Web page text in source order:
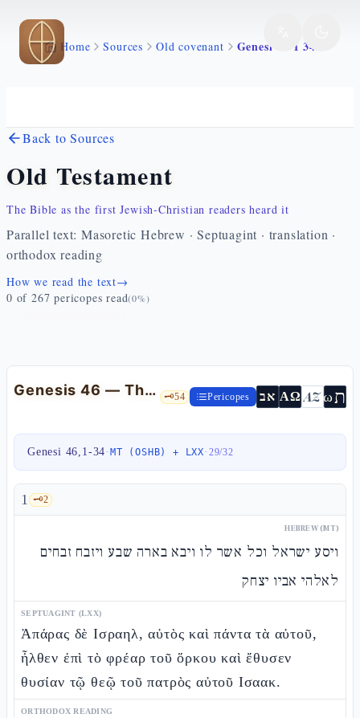
Skip to main content
Home Sources Old covenant Genesi 46 1 34
Back to Sources
Old Testament
The Bible as the first Jewish-Christian readers heard it
Parallel text: Masoretic Hebrew · Septuagint · translation ·
orthodox reading
How we read the text→
0 of 267 pericopes read(0%)
Genesis 46 — The descent into Egypt, the seventy, and the oracle «do not fear» 🗝️54 Pericopes אב ΑΩ AZωת
Genesi 46,1-34·MT (OSHB) + LXX· 29/32
1 🗝️2
HEBREW (MT)
ויסע ישראל וכל אשר לו ויבא בארה שבע ויזבח זבחים
לאלהי אביו יצחק
SEPTUAGINT (LXX)
Ἀπάρας δὲ Ισραηλ, αὐτὸς καὶ πάντα τὰ αὐτοῦ,
ἦλθεν ἐπὶ τὸ φρέαρ τοῦ ὅρκου καὶ ἔθυσεν
θυσίαν τῷ θεῷ τοῦ πατρὸς αὐτοῦ Ισαακ.
ORTHODOX READING